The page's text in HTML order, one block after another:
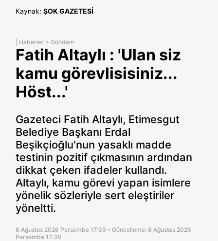
Kaynak: ŞOK GAZETESİ
Haberler > Gündem
Fatih Altaylı : 'Ulan siz
kamu görevlisisiniz...
Höst...'
Gazeteci Fatih Altaylı, Etimesgut
Belediye Başkanı Erdal
Beşikçioğlu'nun yasaklı madde
testinin pozitif çıkmasının ardından
dikkat çeken ifadeler kullandı.
Altaylı, kamu görevi yapan isimlere
yönelik sözleriyle sert eleştiriler
yöneltti.
6 Ağustos 2026 Perşembe 17:39 - Güncelleme: 6 Ağustos 2026
Perşembe 17:39